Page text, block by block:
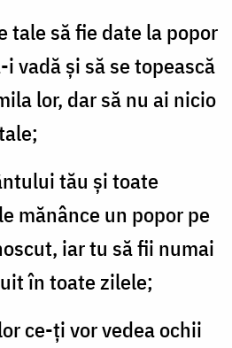
tale să fie date la popor
vadă şi să se topească
lor, dar să nu ai nicio
tău şi toate
mănânce un popor pe
iar tu să fii numai
în toate zilele;
ce-ţi vor vedea ochii